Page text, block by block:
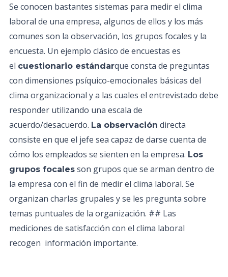
Se conocen bastantes sistemas para medir el clima
laboral de una empresa, algunos de ellos y los más
comunes son la observación, los grupos focales y la
encuesta. Un ejemplo clásico de encuestas es
el cuestionario estándarque consta de preguntas
con dimensiones psíquico-emocionales básicas del
clima organizacional y a las cuales el entrevistado debe
responder utilizando una escala de
acuerdo/desacuerdo. La observación directa
consiste en que el jefe sea capaz de darse cuenta de
cómo los empleados se sienten en la empresa. Los
grupos focales son grupos que se arman dentro de
la empresa con el fin de medir el clima laboral. Se
organizan charlas grupales y se les pregunta sobre
temas puntuales de la organización. ## Las
mediciones de satisfacción con el clima laboral
recogen información importante.